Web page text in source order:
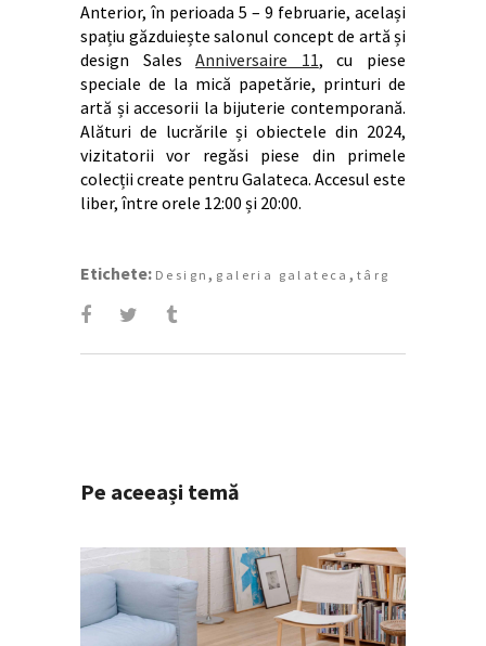
Anterior, în perioada 5 – 9 februarie, același
spațiu găzduiește salonul concept de artă și
design SalesAnniversaire 11, cu piese
speciale de la mică papetărie, printuri de
artă și accesorii la bijuterie contemporană.
Alături de lucrările și obiectele din 2024,
vizitatorii vor regăsi piese din primele
colecții create pentru Galateca. Accesul este
liber, între orele 12:00 și 20:00.
Etichete: Design, galeria galateca , târg
Pe aceeași temă